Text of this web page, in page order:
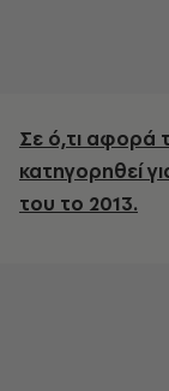
Σε ό,τι αφορά
κατηγορηθεί
του το 2013.